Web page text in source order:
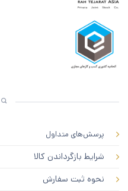
پرسش‌های متداول
شرایط بازگرداندن کالا
نحوه ثبت سفارش